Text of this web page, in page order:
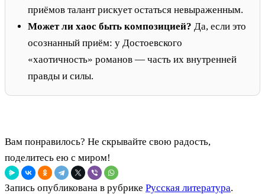
приёмов талант рискует остаться невыраженным.
Может ли хаос быть композицией? Да, если это
осознанный приём: у Достоевского
«хаотичность» романов — часть их внутренней
правды и силы.
Вам понравилось? Не скрывайте свою радость,
поделитесь ею с миром!
Запись опубликована в рубрике Русская литература.